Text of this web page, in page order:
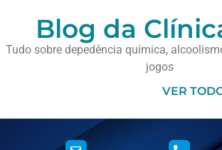
Blog da
Tudo sobre depedência química,
jogos
VER